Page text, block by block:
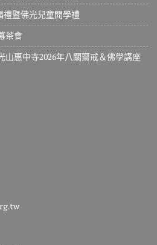
禮暨佛光兒童開學禮
茶會
山惠中寺2026年八關齋戒＆佛學講座